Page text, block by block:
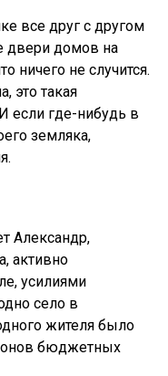
все друг с другом
двери домов на
ничего не случится.
это такая
если где-нибудь в
земляка,
Александр,
активно
усилиями
село в
жителя было
бюджетных